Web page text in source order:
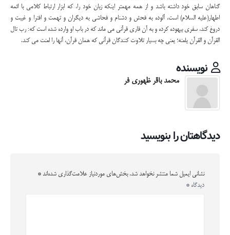
گناهان سابق خود داشته باشد و از همه مهمتر اینکه زبان خود را، که ابزار ارتباط کلامی با ائمه
اطهار(علیه السلام) است، آلوده به فحش و دشنام و فحاشی به دیگران و تهمت و افترا و غیبت و
دروغ کند، سفری بیهوده کرده و به آن قاری قرآنی می ماند که در باب او وارده شده است که: رب تال
القرآن و القرآن یلعنه؛ یعنی چه بسیار تلاوت کنندگان قرآنی که همان قرآن، آنها را لعنت می کند.
نویسنده
محمد باقر ظهوری فر
دیدگاهتان را بنویسید
نشانی ایمیل شما منتشر نخواهد شد. بخش‌های موردنیاز علامت‌گذاری شده‌اند *
دیدگاه *